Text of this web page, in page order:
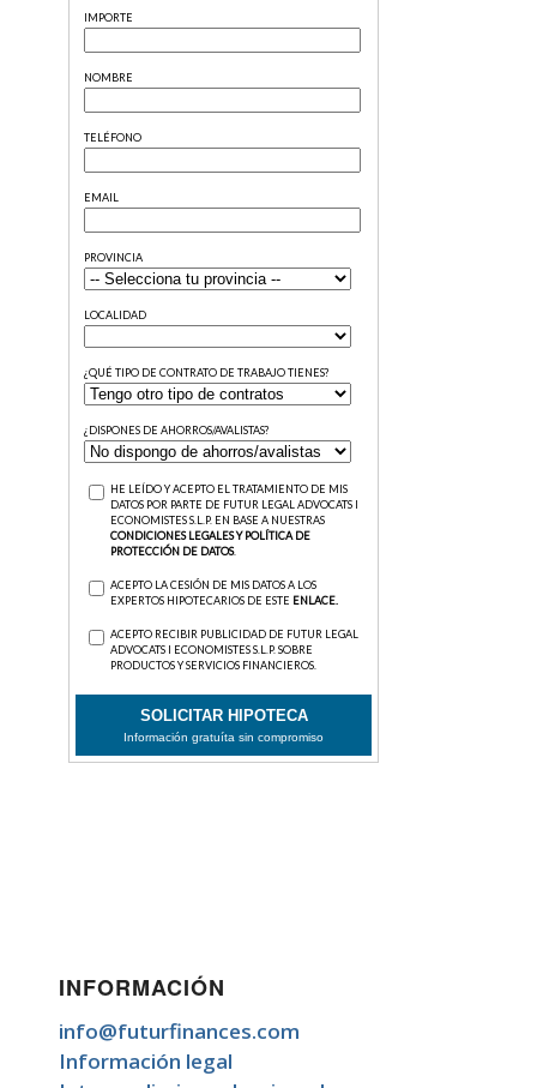
INFORMACIÓN
info@futurfinances.com
Información legal